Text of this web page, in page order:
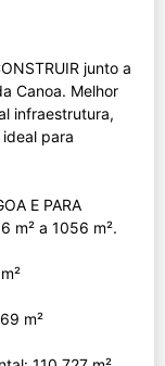
junto a
Canoa. Melhor
infraestrutura,
para
E PARA
m² a 1056 m².
m²